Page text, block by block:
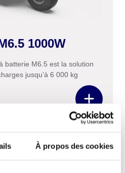
À propos des cookies
1000W
batterie M6.5 est la solution
jusqu’à 6 000 kg